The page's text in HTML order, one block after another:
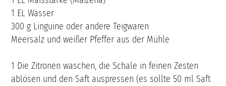
1 EL Wasser
300 g Linguine oder andere Teigwaren
Meersalz und weißer Pfeffer aus der Mühle
1 Die Zitronen waschen, die Schale in feinen Zesten
ablösen und den Saft auspressen (es sollte 50 ml Saft